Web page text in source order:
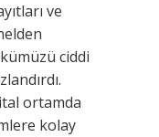
ve
ciddi
ortamda
kolay